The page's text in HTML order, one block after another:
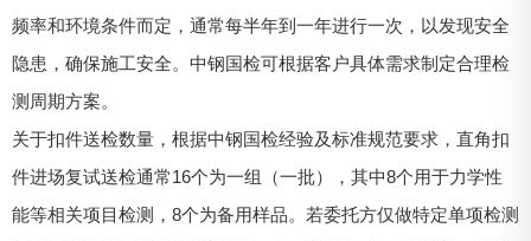
频率和环境条件而定，通常每半年到一年进行一次，以发现安全
隐患，确保施工安全。中钢国检可根据客户具体需求制定合理检
测周期方案。
关于扣件送检数量，根据中钢国检经验及标准规范要求，直角扣
件进场复试送检通常16个为一组（一批），其中8个用于力学性
能等相关项目检测，8个为备用样品。若委托方仅做特定单项检测